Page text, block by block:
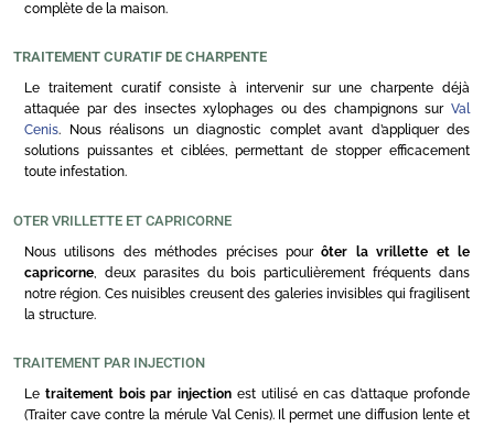
complète de la maison.
TRAITEMENT CURATIF DE CHARPENTE
Le traitement curatif consiste à intervenir sur une charpente déjà
attaquée par des insectes xylophages ou des champignons sur Val
Cenis. Nous réalisons un diagnostic complet avant d’appliquer des
solutions puissantes et ciblées, permettant de stopper efficacement
toute infestation.
OTER VRILLETTE ET CAPRICORNE
Nous utilisons des méthodes précises pourôter la vrillette et le
capricorne , deux parasites du bois particulièrement fréquents dans
notre région. Ces nuisibles creusent des galeries invisibles qui fragilisent
la structure.
TRAITEMENT PAR INJECTION
Le traitement bois par injection est utilisé en cas d’attaque profonde
(Traiter cave contre la mérule Val Cenis). Il permet une diffusion lente et